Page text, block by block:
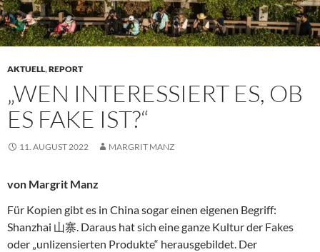
AKTUELL,REPORT
„WEN INTERESSIERT ES, OB
ES FAKE IST?“
11. AUGUST 2022 MARGRIT MANZ
von Margrit Manz
Für Kopien gibt es in China sogar einen eigenen Begriff:
Shanzhai 山寨. Daraus hat sich eine ganze Kultur der Fakes
oder „unlizensierten Produkte“ herausgebildet. Der